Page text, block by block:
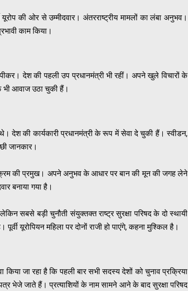
की ओर से उम्मीदवार। अंतरराष्ट्रीय मामलों का लंबा अनुभव।
काम किया।
देश की पहली उप प्रधानमंत्री भी रहीं। अपने खुले विचारों के
भी आवाज उठा चुकी हैं।
थे। देश की कार्यकारी प्रधानमंत्री के रूप में सेवा दे चुकी हैं। स्वीडन,
जानकार।
की प्रमुख। अपने अनुभव के आधार पर बान की मून की जगह लेने
बनाया गया है।
सबसे बड़ी चुनौती संयुक्तक्त राष्ट्र सुरक्षा परिषद के दो स्थायी
यूरोपियन महिला पर दोनों राजी हो पाएंगे, कहना मुश्किल है।
जा रहा है कि पहली बार सभी सदस्य देशों को चुनाव प्रक्रिया
भेजे जाते हैं। प्रत्याशियों के नाम सामने आने के बाद सुरक्षा परिषद